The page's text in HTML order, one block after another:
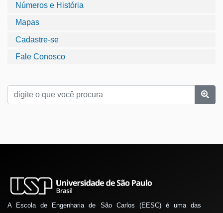
Números e História
Mapas
Cadastre-se
Fale Conosco
A Escola de Engenharia de São Carlos (EESC) é uma das